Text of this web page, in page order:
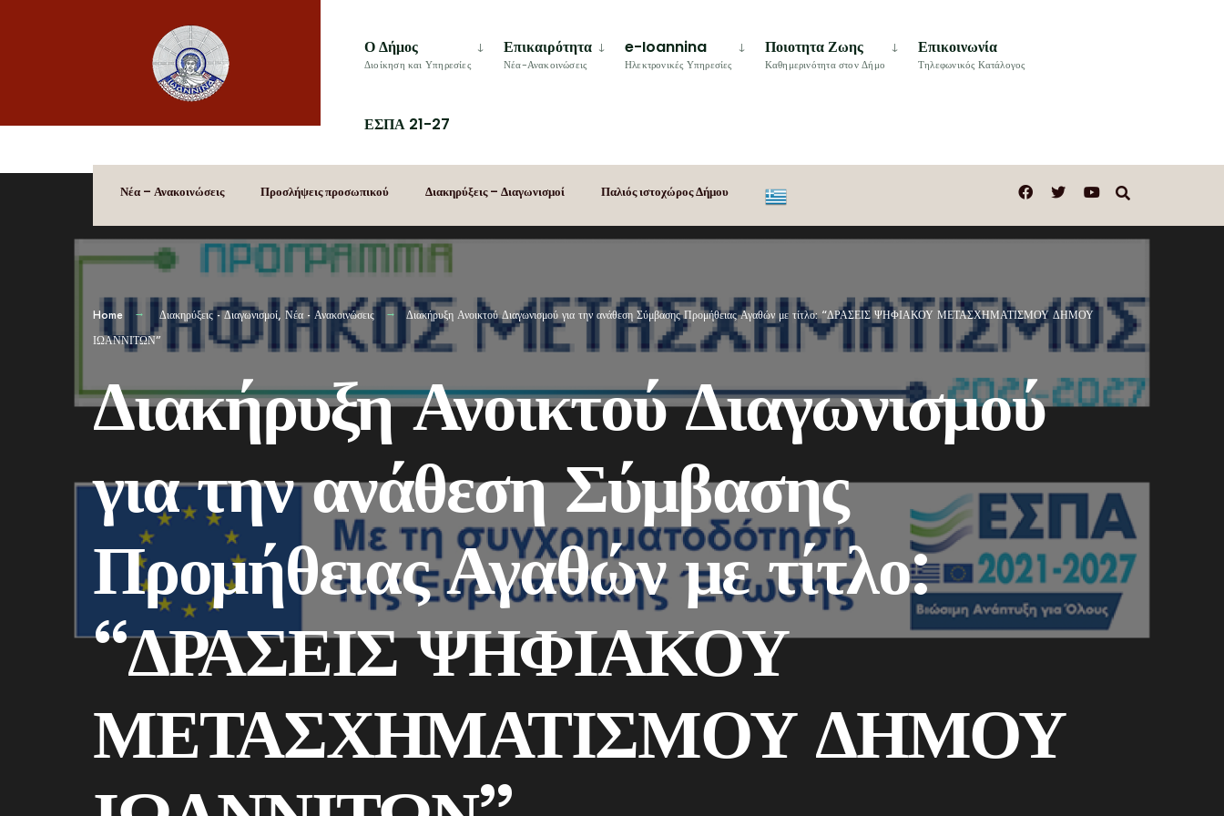
Ο Δήμος
Διοίκηση και Υπηρεσίες
Επικαιρότητα
Νέα-Ανακοινώσεις
e-Ioannina
Ηλεκτρονικές Υπηρεσίες
Ποιοτητα Ζωης
Καθημερινότητα στον Δήμο
Επικοινωνία
Τηλεφωνικός Κατάλογος
ΕΣΠΑ 21-27
Νέα – Ανακοινώσεις Προσλήψεις προσωπικού Διακηρύξεις – Διαγωνισμοί Παλιός ιστοχώρος Δήμου
Home Διακηρύξεις - Διαγωνισμοί, Νέα - Ανακοινώσεις
Διακήρυξη Ανοικτού Διαγωνισμού για την ανάθεση Σύμβασης Προμήθειας Αγαθών με τίτλο: “ΔΡΑΣΕΙΣ ΨΗΦΙΑΚΟΥ ΜΕΤΑΣΧΗΜΑΤΙΣΜΟΥ ΔΗΜΟΥ
ΙΩΑΝΝΙΤΩΝ”
Διακήρυξη Ανοικτού Διαγωνισμού
για την ανάθεση Σύμβασης
Προμήθειας Αγαθών με τίτλο:
“ΔΡΑΣΕΙΣ ΨΗΦΙΑΚΟΥ
ΜΕΤΑΣΧΗΜΑΤΙΣΜΟΥ ΔΗΜΟΥ